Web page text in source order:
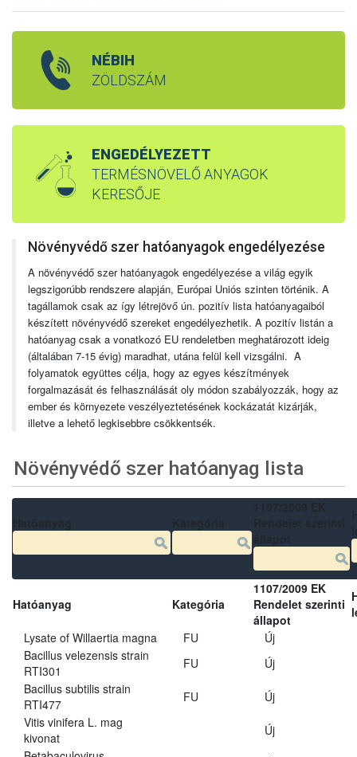
NÉBIH
ZÖLDSZÁM
ENGEDÉLYEZETT
TERMÉSNÖVELŐ ANYAGOK
KERESŐJE
Növényvédő szer hatóanyagok engedélyezése
A növényvédő szer hatóanyagok engedélyezése a világ egyik
legszigorúbb rendszere alapján, Európai Uniós szinten történik. A
tagállamok csak az így létrejövő ún. pozitív lista hatóanyagaiból
készített növényvédő szereket engedélyezhetik. A pozitív listán a
hatóanyag csak a vonatkozó EU rendeletben meghatározott ideig
(általában 7-15 évig) maradhat, utána felül kell vizsgálni. A
folyamatok együttes célja, hogy az egyes készítmények
forgalmazását és felhasználását oly módon szabályozzák, hogy az
ember és környezete veszélyeztetésének kockázatát kizárják,
illetve a lehető legkisebbre csökkentsék.
Növényvédő szer hatóanyag lista
Hatóanyag Kategória
1107/2009 EK
Rendelet szerinti
állapot
Lysate of Willaertia magna
FU
Új
Bacillus velezensis strain
RTI301
FU
Új
Bacillus subtilis strain
RTI477
FU
Új
Vitis vinifera L. mag
kivonat
Új